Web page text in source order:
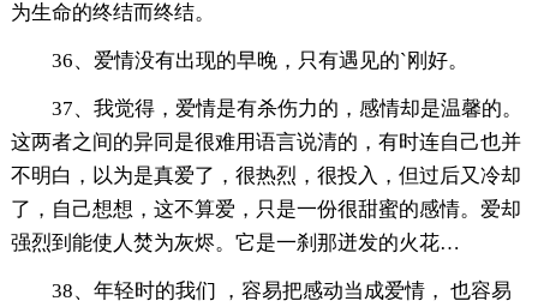
为生命的终结而终结。
36、爱情没有出现的早晚，只有遇见的`刚好。
37、我觉得，爱情是有杀伤力的，感情却是温馨的。
这两者之间的异同是很难用语言说清的，有时连自己也并
不明白，以为是真爱了，很热烈，很投入，但过后又冷却
了，自己想想，这不算爱，只是一份很甜蜜的感情。爱却
强烈到能使人焚为灰烬。它是一刹那迸发的火花…
38、年轻时的我们 ，容易把感动当成爱情， 也容易